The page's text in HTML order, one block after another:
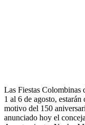
Las Fiestas Colombinas
1 al 6 de agosto,
motivo del 150
anunciado hoy el